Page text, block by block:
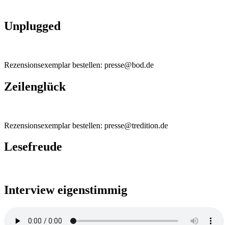
Unplugged
Rezensionsexemplar bestellen: presse@bod.de
Zeilenglück
Rezensionsexemplar bestellen: presse@tredition.de
Lesefreude
Interview eigenstimmig